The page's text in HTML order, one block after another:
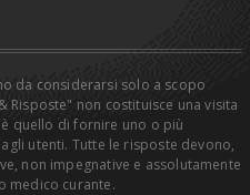
da considerarsi solo a scopo
Risposte" non costituisce una visita
quello di fornire uno o più
utenti. Tutte le risposte devono,
non impegnative e assolutamente
medico curante.